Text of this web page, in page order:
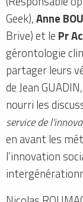
Geek),Anne
Brive) et le Pr
gérontologie
partager leurs
de Jean
nourri les
service de
en avant les
l’innovation